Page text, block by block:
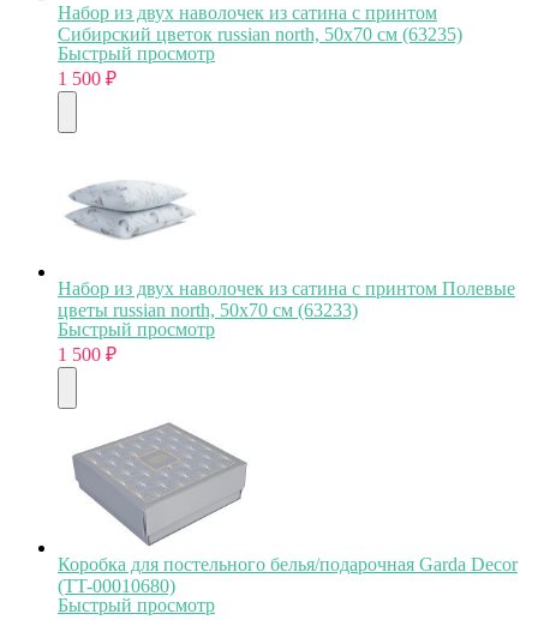
Набор из двух наволочек из сатина с принтом
Сибирский цветок russian north, 50х70 см (63235)
Быстрый просмотр
1 500 ₽
Набор из двух наволочек из сатина с принтом Полевые
цветы russian north, 50х70 см (63233)
Быстрый просмотр
1 500 ₽
Коробка для постельного белья/подарочная Garda Decor
(TT-00010680)
Быстрый просмотр